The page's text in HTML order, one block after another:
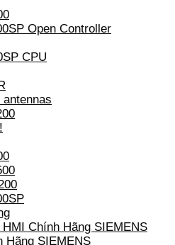
Open Controller
CPU
Chính Hãng SIEMENS
Hãng SIEMENS